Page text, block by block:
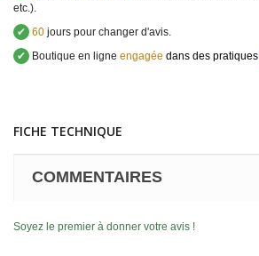
etc.).
✔ 60 jours pour changer d'avis.
✔
Boutique en ligne engagée dans des pratiques
FICHE TECHNIQUE
COMMENTAIRES
Soyez le premier à donner votre avis !